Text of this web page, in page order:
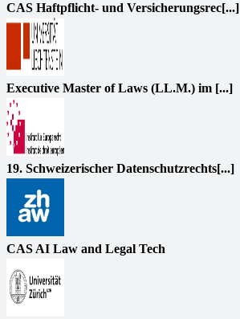
CAS Haftpflicht- und Versicherungsrec[...]
Executive Master of Laws (LL.M.) im [...]
19. Schweizerischer Datenschutzrechts[...]
CAS AI Law and Legal Tech